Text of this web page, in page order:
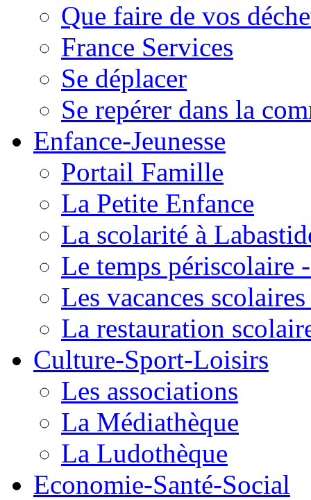
Que faire de vos
France Services
Se déplacer
Se repérer dans la
Enfance-Jeunesse
Portail Famille
La Petite Enfance
La scolarité à
Le temps périscolaire
Les vacances
La restauration
Culture-Sport-Loisirs
Les associations
La Médiathèque
La Ludothèque
Economie-Santé-Social